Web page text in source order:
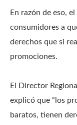
En razón de eso,
consumidores a
derechos que si
promociones.
El Director
explicó que “los
baratos, tienen